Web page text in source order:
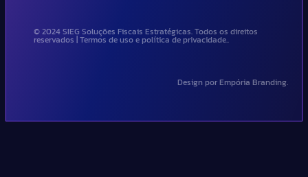
© 2024 SIEG Soluções Fiscais Estratégicas. Todos os direitos
reservados | Termos de uso e política de privacidade..
Design por Empória Branding.